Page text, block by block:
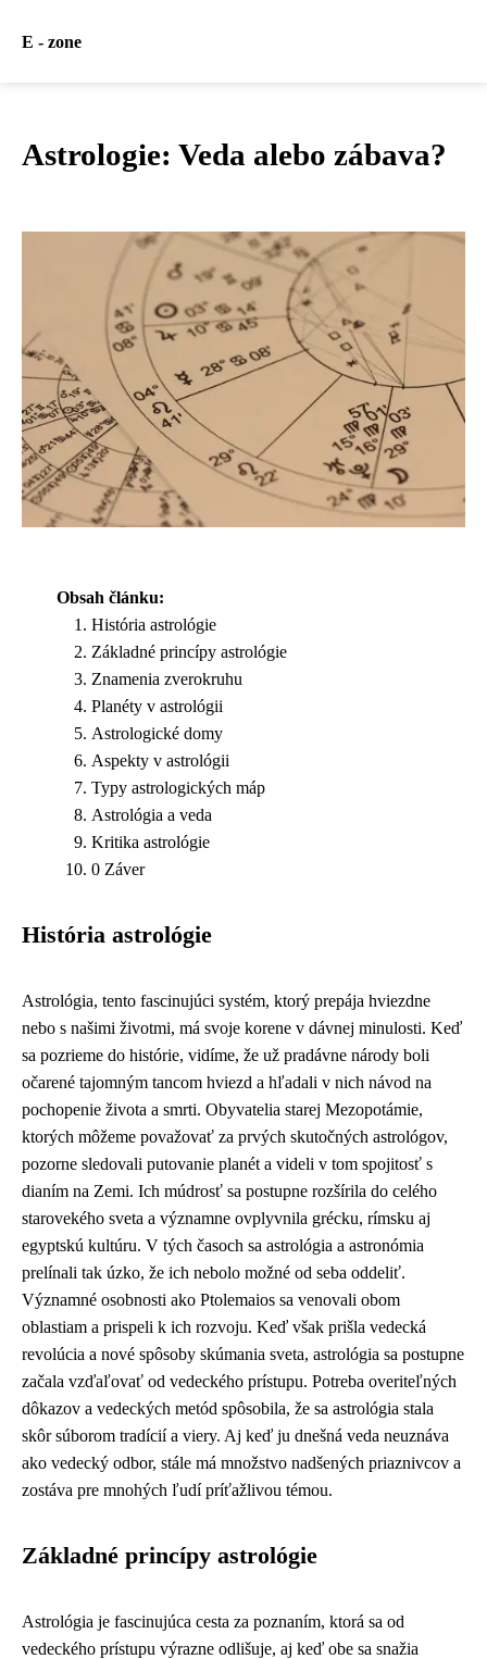
E - zone
Astrologie: Veda alebo zábava?
Obsah článku:
História astrológie
Základné princípy astrológie
Znamenia zverokruhu
Planéty v astrológii
Astrologické domy
Aspekty v astrológii
Typy astrologických máp
Astrológia a veda
Kritika astrológie
0 Záver
História astrológie
Astrológia, tento fascinujúci systém, ktorý prepája hviezdne
nebo s našimi životmi, má svoje korene v dávnej minulosti. Keď
sa pozrieme do histórie, vidíme, že už pradávne národy boli
očarené tajomným tancom hviezd a hľadali v nich návod na
pochopenie života a smrti. Obyvatelia starej Mezopotámie,
ktorých môžeme považovať za prvých skutočných astrológov,
pozorne sledovali putovanie planét a videli v tom spojitosť s
dianím na Zemi. Ich múdrosť sa postupne rozšírila do celého
starovekého sveta a významne ovplyvnila grécku, rímsku aj
egyptskú kultúru. V tých časoch sa astrológia a astronómia
prelínali tak úzko, že ich nebolo možné od seba oddeliť.
Významné osobnosti ako Ptolemaios sa venovali obom
oblastiam a prispeli k ich rozvoju. Keď však prišla vedecká
revolúcia a nové spôsoby skúmania sveta, astrológia sa postupne
začala vzďaľovať od vedeckého prístupu. Potreba overiteľných
dôkazov a vedeckých metód spôsobila, že sa astrológia stala
skôr súborom tradícií a viery. Aj keď ju dnešná veda neuznáva
ako vedecký odbor, stále má množstvo nadšených priaznivcov a
zostáva pre mnohých ľudí príťažlivou témou.
Základné princípy astrológie
Astrológia je fascinujúca cesta za poznaním, ktorá sa od
vedeckého prístupu výrazne odlišuje, aj keď obe sa snažia